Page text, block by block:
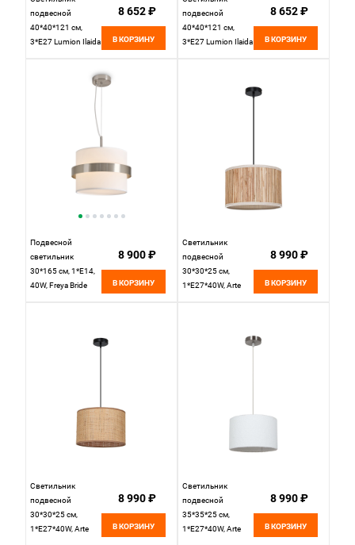
подвесной
40*40*121 см,
3*E27 Lumion Ilaida
8 652 ₽
В КОРЗИНУ
подвесной
40*40*121 см,
3*E27 Lumion Ilaida
8 652 ₽
В КОРЗИНУ
Подвесной
светильник
30*165 см, 1*E14,
40W, Freya Bride
8 900 ₽
В КОРЗИНУ
Светильник
подвесной
30*30*25 см,
1*E27*40W, Arte
8 990 ₽
В КОРЗИНУ
Светильник
подвесной
30*30*25 см,
1*E27*40W, Arte
8 990 ₽
В КОРЗИНУ
Светильник
подвесной
35*35*25 см,
1*E27*40W, Arte
8 990 ₽
В КОРЗИНУ